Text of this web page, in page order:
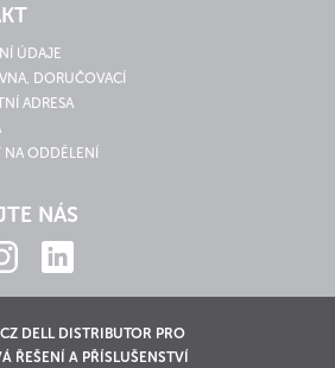
ÚDAJE
DORUČOVACÍ
ADRESA
NA ODDĚLENÍ
NÁS
DELL DISTRIBUTOR PRO
ŘEŠENÍ A PŘÍSLUŠENSTVÍ